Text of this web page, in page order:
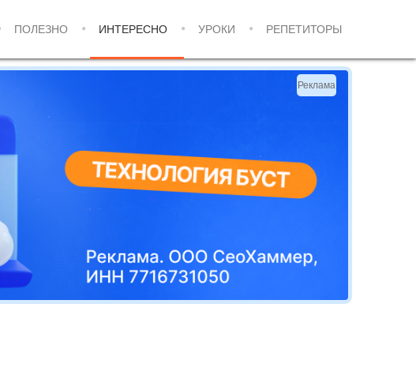
ПОЛЕЗНО ИНТЕРЕСНО УРОКИ РЕПЕТИТОРЫ
Реклама